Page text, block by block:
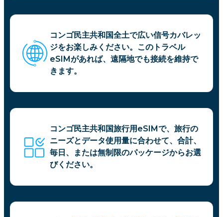
コンゴ民主共和国全土で広い信号カバレッ
ジをお楽しみください。このトラベル
eSIMがあれば、遠隔地でも接続を維持で
きます。
コンゴ民主共和国旅行用eSIMで、旅行の
ニーズとデータ使用量に合わせて、合計、
毎日、または無制限のパッケージからお選
びください。